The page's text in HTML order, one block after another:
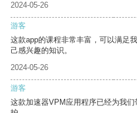
2024-05-26
游客
这款app的课程非常丰富，可以满足
己感兴趣的知识。
2024-05-26
游客
这款加速器VPM应用程序已经为我